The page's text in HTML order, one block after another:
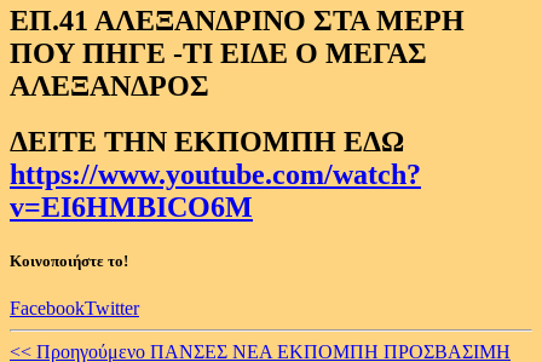
ΕΠ.41 ΑΛΕΞΑΝΔΡΙΝΟ ΣΤΑ ΜΕΡΗ
ΠΟΥ ΠΗΓΕ -ΤΙ ΕΙΔΕ Ο ΜΕΓΑΣ
ΑΛΕΞΑΝΔΡΟΣ
ΔΕΙΤΕ ΤΗΝ ΕΚΠΟΜΠΗ ΕΔΩ
https://www.youtube.com/watch?
v=EI6HMBICO6M
Κοινοποιήστε το!
FacebookTwitter
Continue
<< Προηγούμενο ΠΑΝΣΕΣ ΝΕΑ ΕΚΠΟΜΠΗ ΠΡΟΣΒΑΣΙΜΗ